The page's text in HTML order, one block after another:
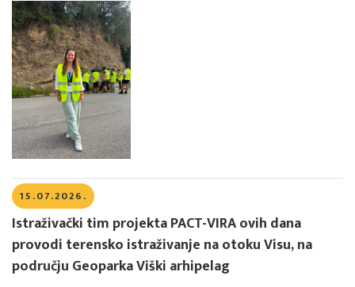
15.07.2026.
Istraživački tim projekta PACT-VIRA ovih dana
provodi terensko istraživanje na otoku Visu, na
području Geoparka Viški arhipelag